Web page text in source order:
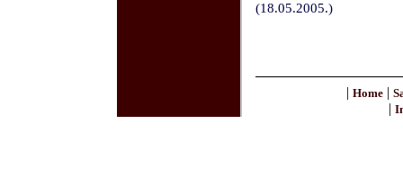
(18.05.2005.)
| Home|
|